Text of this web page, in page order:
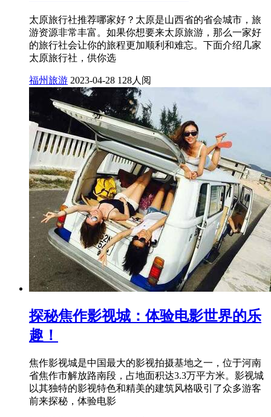
太原旅行社推荐哪家好？太原是山西省的省会城市，旅
游资源非常丰富。如果你想要来太原旅游，那么一家好
的旅行社会让你的旅程更加顺利和难忘。下面介绍几家
太原旅行社，供你选
福州旅游 2023-04-28 128人阅
探秘焦作影视城：体验电影世界的乐
趣！
焦作影视城是中国最大的影视拍摄基地之一，位于河南
省焦作市解放路南段，占地面积达3.3万平方米。影视城
以其独特的影视特色和精美的建筑风格吸引了众多游客
前来探秘，体验电影